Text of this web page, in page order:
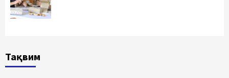
Тақвим